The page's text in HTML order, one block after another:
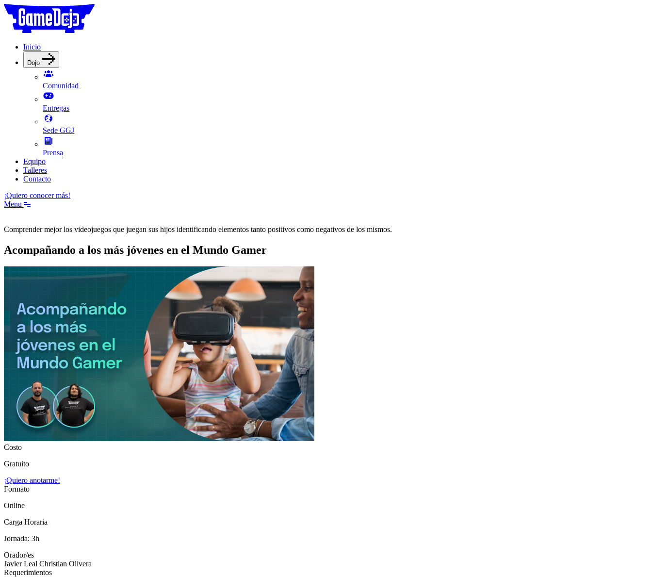
Inicio
Dojo
Comunidad
Entregas
Sede GGJ
Prensa
Equipo
Talleres
Contacto
¡Quiero conocer más!
Menu
Comprender mejor los videojuegos que juegan sus hijos identificando elementos tanto positivos como negativos de los mismos.
Acompañando a los más jóvenes en el Mundo Gamer
Costo
Gratuito
¡Quiero anotarme!
Formato
Online
Carga Horaria
Jornada: 3h
Orador/es
Javier Leal Christian Olivera
Requerimientos